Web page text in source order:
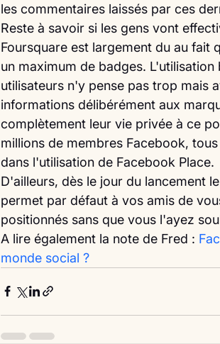
les commentaires laissés par ces
Reste à savoir si les gens vont
Foursquare est largement du au fait
un maximum de badges.
utilisateurs n'y pense pas trop mais
informations délibérément aux
complètement leur vie privée à ce
millions de membres Facebook,
dans l'utilisation de Facebook Place.
D'ailleurs, dès le jour du lancement
permet par défaut à vos amis de
positionnés sans que vous l'ayez
A lire également la note de Fred :
monde social ?